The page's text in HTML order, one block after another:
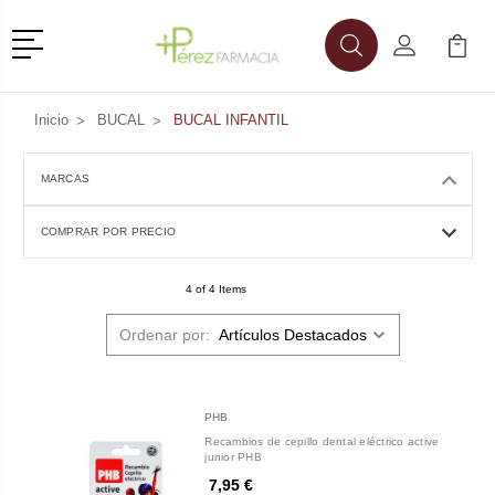
Menú
BuscarMi Cuenta
Mi
Inicio BUCAL BUCAL INFANTIL
MARCAS
COMPRAR POR PRECIO
4 of 4 Items
Ordenar por:
PHB
Recambios de cepillo dental eléctrico active
junior PHB
7,95 €